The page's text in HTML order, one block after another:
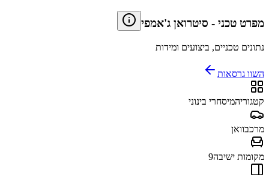
מפרט טכני - סיטרואן ג'אמפי
נתונים טכניים, ביצועים ומידות
השוו גרסאות
קטגוריהמיסחרי בינוני
מרכבוואן
מקומות ישיבה9